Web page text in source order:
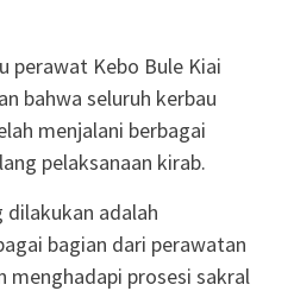
perawat Kebo Bule Kiai
bahwa seluruh kerbau
menjalani berbagai
pelaksanaan kirab.
dilakukan adalah
bagian dari perawatan
menghadapi prosesi sakral